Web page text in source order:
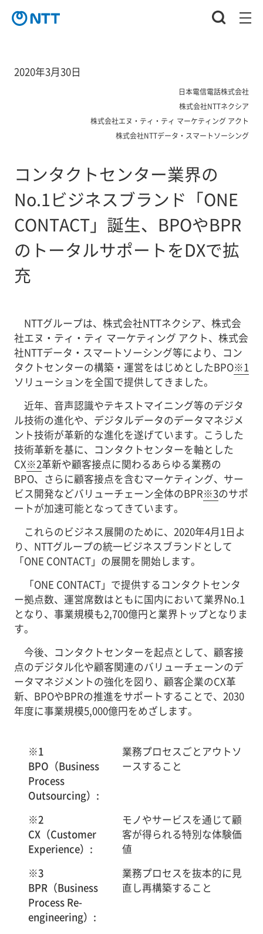
2020年3月30日
日本電信電話株式会社
株式会社NTTネクシア
株式会社エヌ・ティ・ティ マーケティング アクト
株式会社NTTデータ・スマートソーシング
コンタクトセンター業界の
No.1ビジネスブランド「ONE
CONTACT」誕生、BPOやBPR
のトータルサポートをDXで拡
充
NTTグループは、株式会社NTTネクシア、株式会
社エヌ・ティ・ティ マーケティング アクト、株式会
社NTTデータ・スマートソーシング等により、コン
タクトセンターの構築・運営をはじめとしたBPO※1
ソリューションを全国で提供してきました。
近年、音声認識やテキストマイニング等のデジタ
ル技術の進化や、デジタルデータのデータマネジメ
ント技術が革新的な進化を遂げています。こうした
技術革新を基に、コンタクトセンターを軸とした
CX※2革新や顧客接点に関わるあらゆる業務の
BPO、さらに顧客接点を含むマーケティング、サー
ビス開発などバリューチェーン全体のBPR※3のサポ
ートが加速可能となってきています。
これらのビジネス展開のために、2020年4月1日よ
り、NTTグループの統一ビジネスブランドとして
「ONE CONTACT」の展開を開始します。
「ONE CONTACT」で提供するコンタクトセンタ
ー拠点数、運営席数はともに国内において業界No.1
となり、事業規模も2,700億円と業界トップとなりま
す。
今後、コンタクトセンターを起点として、顧客接
点のデジタル化や顧客関連のバリューチェーンのデ
ータマネジメントの強化を図り、顧客企業のCX革
新、BPOやBPRの推進をサポートすることで、2030
年度に事業規模5,000億円をめざします。
※1
BPO（Business
Process
Outsourcing）:
業務プロセスごとアウトソ
ースすること
※2
CX（Customer
Experience）:
モノやサービスを通じて顧
客が得られる特別な体験価
値
※3
BPR（Business
Process Re-
engineering）:
業務プロセスを抜本的に見
直し再構築すること